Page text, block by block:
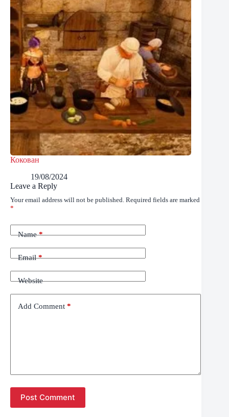
Кокован
19/08/2024
Leave a Reply
Your email address will not be published. Required fields are marked
*
Name*
Email*
Website
Add Comment *
Post Comment